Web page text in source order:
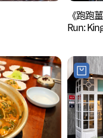
《跑跑
Run:
의 유산)